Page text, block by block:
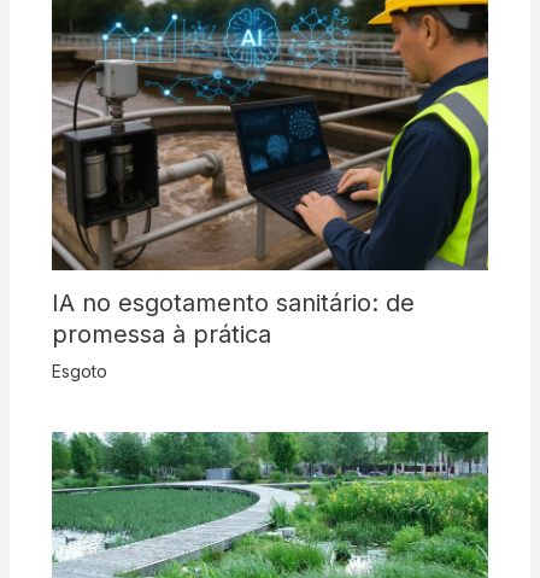
IA no esgotamento sanitário: de
promessa à prática
Esgoto